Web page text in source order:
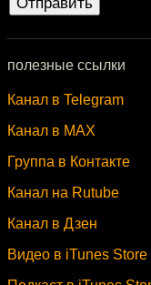
полезные ссылки
Канал в Telegram
Канал в MAX
Группа в Контакте
Канал на Rutube
Канал в Дзен
Видео в iTunes Store